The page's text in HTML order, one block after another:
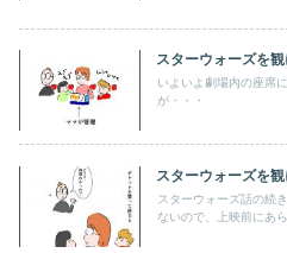
スターウォーズを
いよいよ劇場内の座席
が・・・
スターウォーズを
スターウォーズ話の続
ないので、上映前にあ